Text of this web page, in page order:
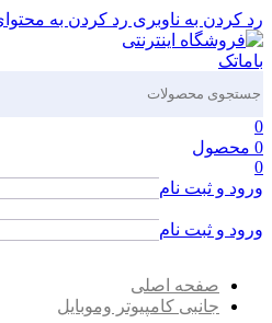
رد کردن به ناوبری رد کردن به
0
0 محصول
0
ورود و ثبت نام
ورود / ثبت نام
ورود و ثبت نام
ورود / ثبت نام
صفحه اصلی
جانبی کامپیوتر وموبایل